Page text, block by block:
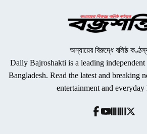
অন্যায়ের বিরুদ্ধে বলিষ্ঠ
Daily Bajroshakti is a leading
Bangladesh. Read the latest and breaking
entertainment and everyday